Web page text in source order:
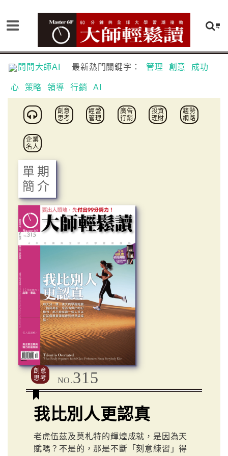
問問大師AI 最新熱門關鍵字： 管理 創意 成功
心 策略 領導 行銷 AI
創意
思考
經營
管理
廣告
行銷
投資
理財
趨勢
網路
企業
名人
單期
簡介
創意
思考
NO.315
我比別人更認真
老虎伍茲及莫札特的輝煌成就，是因為天
賦嗎？不是的，那是不斷「刻意練習」得